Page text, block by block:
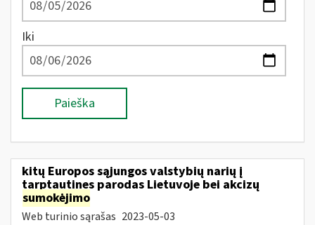
Iki
Paieška
kitų Europos sąjungos valstybių narių į
tarptautines parodas Lietuvoje bei akcizų
sumokėjimo
Web turinio sąrašas 2023-05-03